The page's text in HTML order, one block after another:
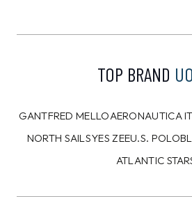
TOP BRAND
GANTFRED MELLOAERONAUTICA
NORTH SAILSYES ZEEU.S. POLO
ATLANTIC